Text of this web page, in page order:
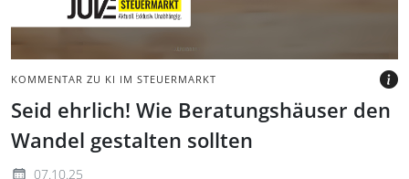
KOMMENTAR ZU KI IM STEUERMARKT
Seid ehrlich! Wie Beratungshäuser den
Wandel gestalten sollten
07.10.25
BILD: @PHILIP STEURY - GETTY
IMAGES VIA CANVA.COM